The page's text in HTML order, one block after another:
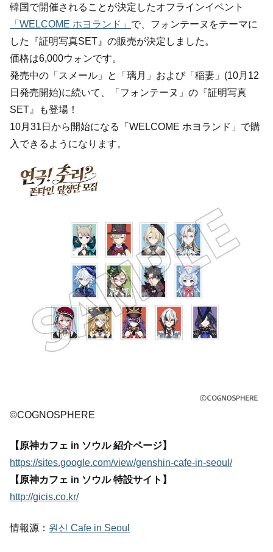
韓国で開催されることが決定したオフラインイベント
「WELCOME ホヨランド」 で、フォンテーヌをテーマに
した『証明写真SET』の販売が決定しました。
価格は6,000ウォンです。
発売中の「スメール」と「璃月」および「稲妻」(10月12
日発売開始)に続いて、「フォンテーヌ」の『証明写真
SET』も登場！
10月31日から開始になる「WELCOME ホヨランド」で購
入できるようになります。
©COGNOSPHERE
【原神カフェ in ソウル 紹介ページ】
https://sites.google.com/view/genshin-cafe-in-seoul/
【原神カフェ in ソウル 特設サイト】
http://gicis.co.kr/
情報源： 원신 Cafe in Seoul